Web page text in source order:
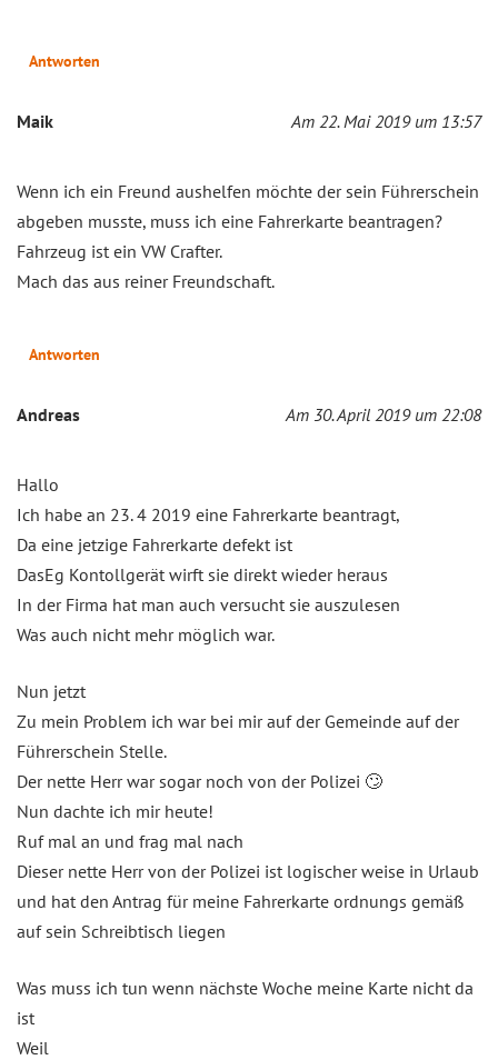
Antworten
Maik Am 22. Mai 2019 um 13:57
Wenn ich ein Freund aushelfen möchte der sein Führerschein
abgeben musste, muss ich eine Fahrerkarte beantragen?
Fahrzeug ist ein VW Crafter.
Mach das aus reiner Freundschaft.
Antworten
Andreas Am 30. April 2019 um 22:08
Hallo
Ich habe an 23. 4 2019 eine Fahrerkarte beantragt,
Da eine jetzige Fahrerkarte defekt ist
DasEg Kontollgerät wirft sie direkt wieder heraus
In der Firma hat man auch versucht sie auszulesen
Was auch nicht mehr möglich war.
Nun jetzt
Zu mein Problem ich war bei mir auf der Gemeinde auf der
Führerschein Stelle.
Der nette Herr war sogar noch von der Polizei 🙄
Nun dachte ich mir heute!
Ruf mal an und frag mal nach
Dieser nette Herr von der Polizei ist logischer weise in Urlaub
und hat den Antrag für meine Fahrerkarte ordnungs gemäß
auf sein Schreibtisch liegen
Was muss ich tun wenn nächste Woche meine Karte nicht da
ist
Weil